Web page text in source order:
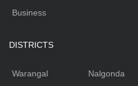
Business
DISTRICTS
Warangal Nalgonda